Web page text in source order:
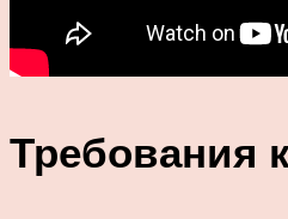
Требования